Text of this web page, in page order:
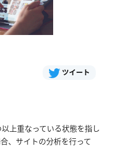
ツイート
上重なっている状態を指し
、サイトの分析を行って